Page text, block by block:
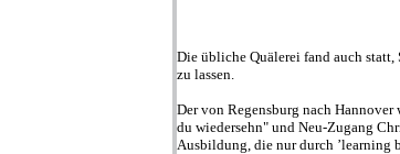
Die übliche Quälerei fand auch statt,
zu lassen.
Der von Regensburg nach
du wiedersehn" und Neu-Zugang
Ausbildung, die nur durch ’learning